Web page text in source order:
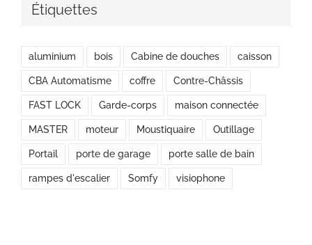
Étiquettes
aluminium bois Cabine de douches caisson
CBA Automatisme coffre Contre-Châssis
FAST LOCK Garde-corps maison connectée
MASTER moteur Moustiquaire Outillage
Portail porte de garage porte salle de bain
rampes d'escalier Somfy visiophone